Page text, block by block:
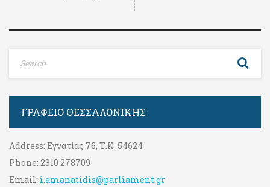
ΓΡΑΦΕΊΟ ΘΕΣΣΑΛΟΝΊΚΗΣ
Address: Εγνατίας 76, Τ.Κ. 54624
Phone: 2310 278709
Email: i.amanatidis@parliament.gr